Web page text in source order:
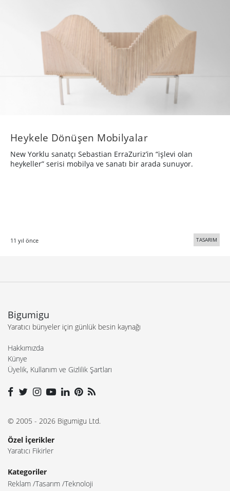
​Heykele Dönüşen Mobilyalar
New Yorklu sanatçı Sebastian ErraZuriz’in “işlevi olan
heykeller” serisi mobilya ve sanatı bir arada sunuyor.
11 yıl önce TASARIM
Bigumigu
Yaratıcı bünyeler için günlük besin kaynağı
Hakkımızda
Künye
Üyelik, Kullanım ve Gizlilik Şartları
© 2005 - 2026 Bigumigu Ltd.
Özel İçerikler
Yaratıcı Fikirler
Kategoriler
Reklam Tasarım Teknoloji